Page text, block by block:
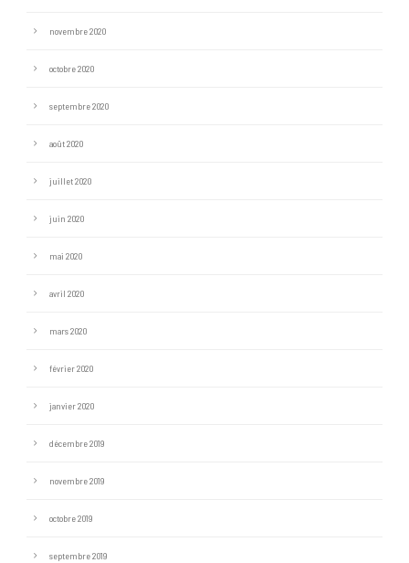
novembre 2020
octobre 2020
septembre 2020
août 2020
juillet 2020
juin 2020
mai 2020
avril 2020
mars 2020
février 2020
janvier 2020
décembre 2019
novembre 2019
octobre 2019
septembre 2019